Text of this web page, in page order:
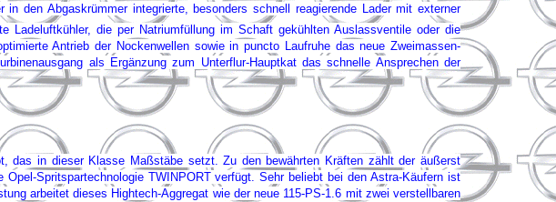
den Abgaskrümmer integrierte, besonders schnell reagierende Lader mit externer
Ladeluftkühler, die per Natriumfüllung im Schaft gekühlten Auslassventile oder die
Antrieb der Nockenwellen sowie in puncto Laufruhe das neue Zweimassen-
als Ergänzung zum Unterflur-Hauptkat das schnelle Ansprechen der
das in dieser Klasse Maßstäbe setzt. Zu den bewährten Kräften zählt der äußerst
Spritspartechnologie TWINPORT verfügt. Sehr beliebt bei den Astra-Käufern ist
arbeitet dieses Hightech-Aggregat wie der neue 115-PS-1.6 mit zwei verstellbaren